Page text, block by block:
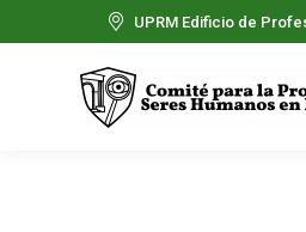
UPRM Edificio de